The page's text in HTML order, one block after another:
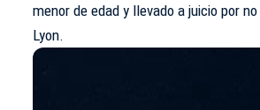
menor de edad y llevado a juicio por
Lyon.